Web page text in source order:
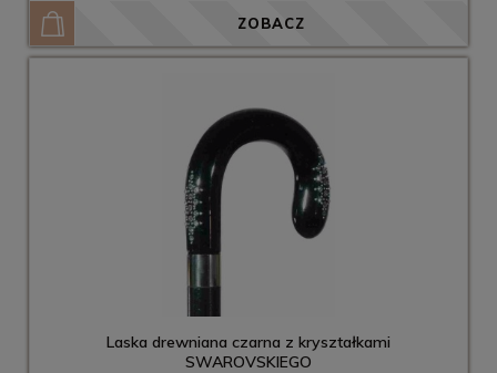
ZOBACZ
Laska drewniana czarna z kryształkami
SWAROVSKIEGO